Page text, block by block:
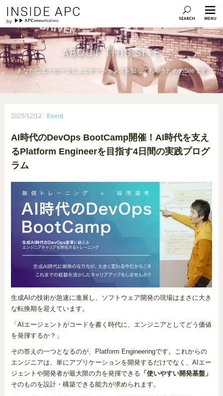
INSIDE APC
ABOUT THIS SITE
あなたにエーピーコミュニケーションズを知ってもらうためのSiteです
2025/12/12 Event
AI時代のDevOps BootCamp開催！AI時代を支え
るPlatform Engineerを目指す4日間の実践プログ
ラム
生成AIの技術が急速に進展し、ソフトウェア開発の現場はまさに大き
な転換期を迎えています。
「AIエージェントがコードを書く時代に、エンジニアとしてどう価値
を発揮するか？」
その答えの一つとなるのが、Platform Engineeringです。これからの
エンジニアは、単にアプリケーションを開発するだけでなく、AIエー
ジェントや開発者が最大限の力を発揮できる 「使いやすい開発基盤」
そのものを設計・構築できる能力が求められます。